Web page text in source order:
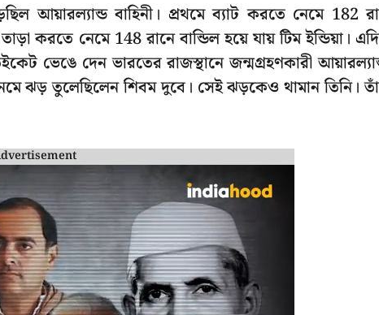
আয়ারল্যান্ড বাহিনী। প্রথমে ব্যাট করতে নেমে 182
করতে নেমে 148 রানে বান্ডিল হয়ে যায় টিম ইন্ডিয়া।
ভেঙে দেন ভারতের রাজস্থানে জন্মগ্রহণকারী
ঝড় তুলেছিলেন শিবম দুবে। সেই ঝড়কেও থামান তিনি।